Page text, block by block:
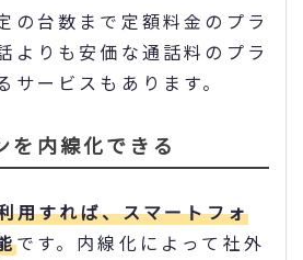
の台数まで定額料金のプラ
よりも安価な通話料のプラ
サービスもあります。
を内線化できる
用すれば、スマートフォ
です。内線化によって社外